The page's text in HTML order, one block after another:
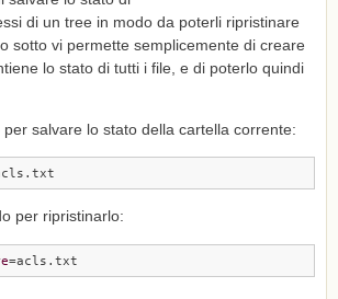
di un tree in modo da poterli ripristinare
sotto vi permette semplicemente di creare
lo stato di tutti i file, e di poterlo quindi
salvare lo stato della cartella corrente:
per ripristinarlo:
=acls.txt